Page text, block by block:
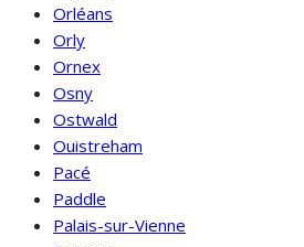
Orléans
Orly
Ornex
Osny
Ostwald
Ouistreham
Pacé
Paddle
Palais-sur-Vienne